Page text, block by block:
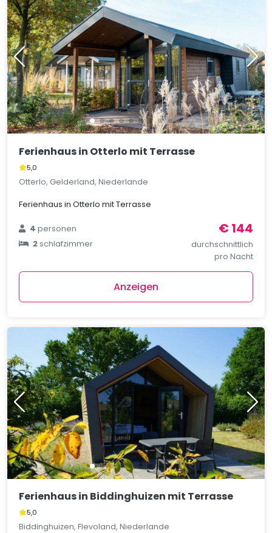
Ferienhaus in Otterlo mit Terrasse
5,0
Otterlo, Gelderland, Niederlande
Ferienhaus in Otterlo mit Terrasse
4personen
2schlafzimmer
€ 144
durchschnittlich
pro Nacht
Anzeigen
Ferienhaus in Biddinghuizen mit Terrasse
5,0
Biddinghuizen, Flevoland, Niederlande